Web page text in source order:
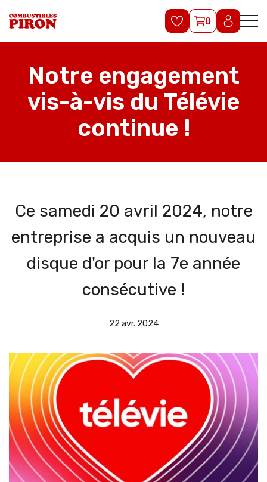
0
Notre engagement
vis-à-vis du Télévie
continue !
Ce samedi 20 avril 2024, notre
entreprise a acquis un nouveau
disque d'or pour la 7e année
consécutive !
22 avr. 2024